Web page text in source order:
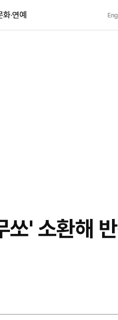
화·연예
쏘' 소환해